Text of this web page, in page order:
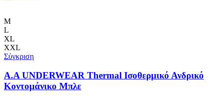
μπορούν
επιλεγούν
στη
σελίδα
M
L
XL
XXL
Σύγκριση
Α.A UNDERWEAR Thermal Ισοθερμικό Ανδρικό
Κοντομάνικο Μπλε